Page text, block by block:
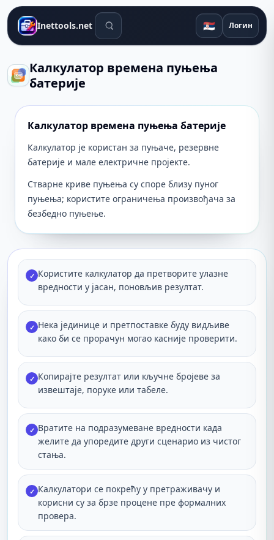
Inettools.net Алати за претрагу 🇷🇸 Логин
Калкулатор времена пуњења
батерије
Калкулатор времена пуњења батерије
Калкулатор је користан за пуњаче, резервне
батерије и мале електричне пројекте.
Стварне криве пуњења су споре близу пуног
пуњења; користите ограничења произвођача за
безбедно пуњење.
✓ Користите калкулатор да претворите улазне
вредности у јасан, поновљив резултат.
✓ Нека јединице и претпоставке буду видљиве
како би се прорачун могао касније проверити.
✓ Копирајте резултат или кључне бројеве за
извештаје, поруке или табеле.
✓ Вратите на подразумеване вредности када
желите да упоредите други сценарио из чистог
стања.
✓ Калкулатори се покрећу у претраживачу и
корисни су за брзе процене пре формалних
провера.